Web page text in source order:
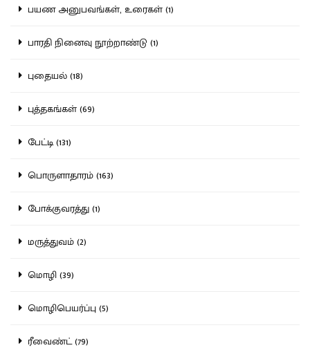
பயண அனுபவங்கள், உரைகள் (1)
பாரதி நினைவு நூற்றாண்டு (1)
புதையல் (18)
புத்தகங்கள் (69)
பேட்டி (131)
பொருளாதாரம் (163)
போக்குவரத்து (1)
மருத்துவம் (2)
மொழி (39)
மொழிபெயர்ப்பு (5)
ரீவைண்ட் (79)